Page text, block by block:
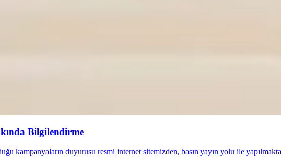
Bilgilendirme
kampanyaların duyurusu resmi internet sitemizden, basın yayın yolu ile